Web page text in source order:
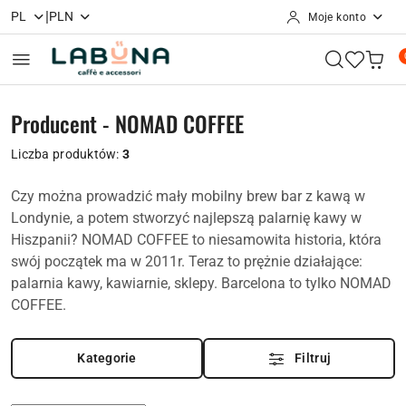
Przejdź do treści głównej
Przejdź do wyszukiwarki
Przejdź do moje konto
Przejdź do menu głównego
Przejdź do stopki
PL |PLN Moje konto
Producent - NOMAD COFFEE
Liczba produktów:3
Czy można prowadzić mały mobilny brew bar z kawą w
Londynie, a potem stworzyć najlepszą palarnię kawy w
Hiszpanii? NOMAD COFFEE to niesamowita historia, która
swój początek ma w 2011r. Teraz to prężnie działające:
palarnia kawy, kawiarnie, sklepy. Barcelona to tylko NOMAD
COFFEE.
Kategorie Filtruj